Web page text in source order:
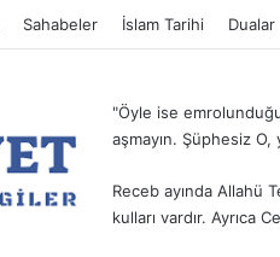
Sahabeler İslam Tarihi Dualar
"Öyle ise
aşmayın. Şüphesiz O,
Receb ayında Allahü
kulları vardır. Ayrıca